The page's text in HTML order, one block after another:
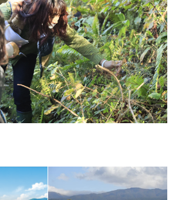
大会同日開催！小学生対象キッズ・ラ